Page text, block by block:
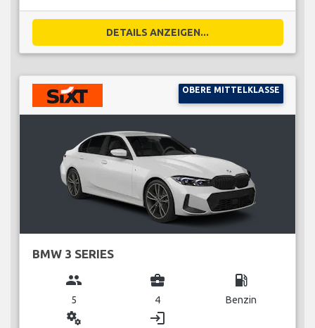
DETAILS ANZEIGEN...
OBERE MITTELKLASSE
BMW 3 SERIES
group
5
business_center
4
local_gas_station
Benzin
miscellaneous_services login